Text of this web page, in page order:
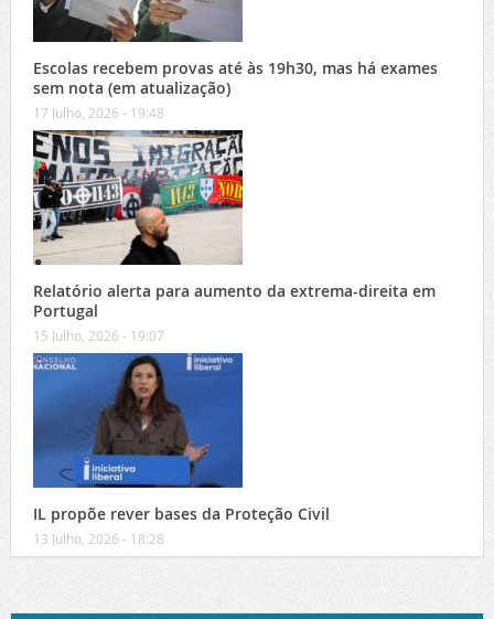
Escolas recebem provas até às 19h30, mas há exames
sem nota (em atualização)
17 Julho, 2026 - 19:48
Relatório alerta para aumento da extrema-direita em
Portugal
15 Julho, 2026 - 19:07
IL propõe rever bases da Proteção Civil
13 Julho, 2026 - 18:28